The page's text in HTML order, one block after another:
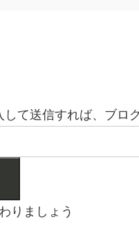
して送信すれば、ブロ
りましょう